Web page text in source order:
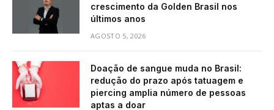
crescimento da Golden Brasil nos
últimos anos
AGOSTO 5, 2026
Doação de sangue muda no Brasil:
redução do prazo após tatuagem e
piercing amplia número de pessoas
aptas a doar